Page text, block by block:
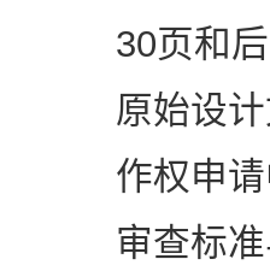
30页和
原始设
作权申
审查标